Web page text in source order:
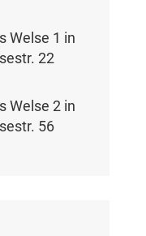
Welse 1 in
22
Welse 2 in
56